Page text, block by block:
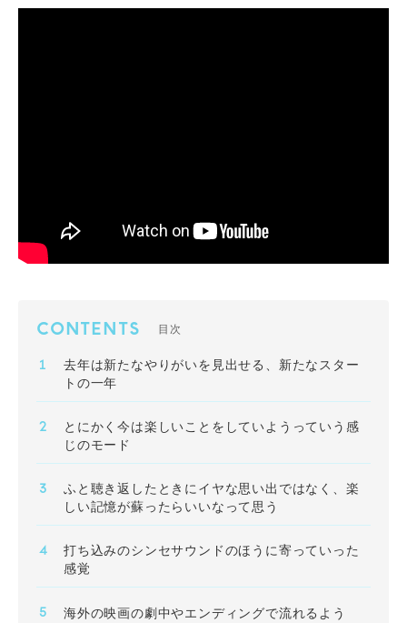
CONTENTS 目次
去年は新たなやりがいを見出せる、新たなスター
トの一年
とにかく今は楽しいことをしていようっていう感
じのモード
ふと聴き返したときにイヤな思い出ではなく、楽
しい記憶が蘇ったらいいなって思う
打ち込みのシンセサウンドのほうに寄っていった
感覚
海外の映画の劇中やエンディングで流れるよう